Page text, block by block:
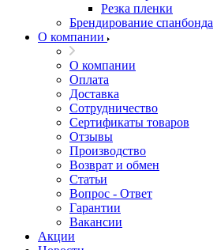
Резка пленки
Брендирование спанбонда
О компании
О компании
Оплата
Доставка
Сотрудничество
Сертификаты товаров
Отзывы
Производство
Возврат и обмен
Статьи
Вопрос - Ответ
Гарантии
Вакансии
Акции